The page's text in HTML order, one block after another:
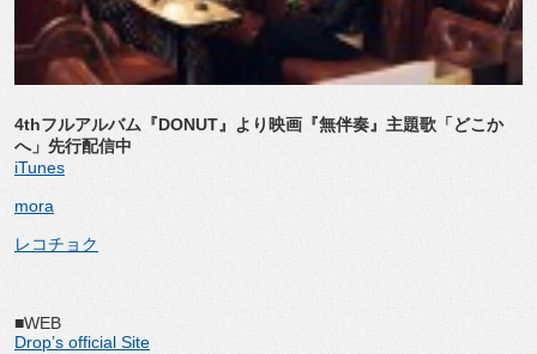
4thフルアルバム『DONUT』より映画『無伴奏』主題歌「どこか
へ」先行配信中
iTunes
mora
レコチョク
■WEB
Drop’s official Site